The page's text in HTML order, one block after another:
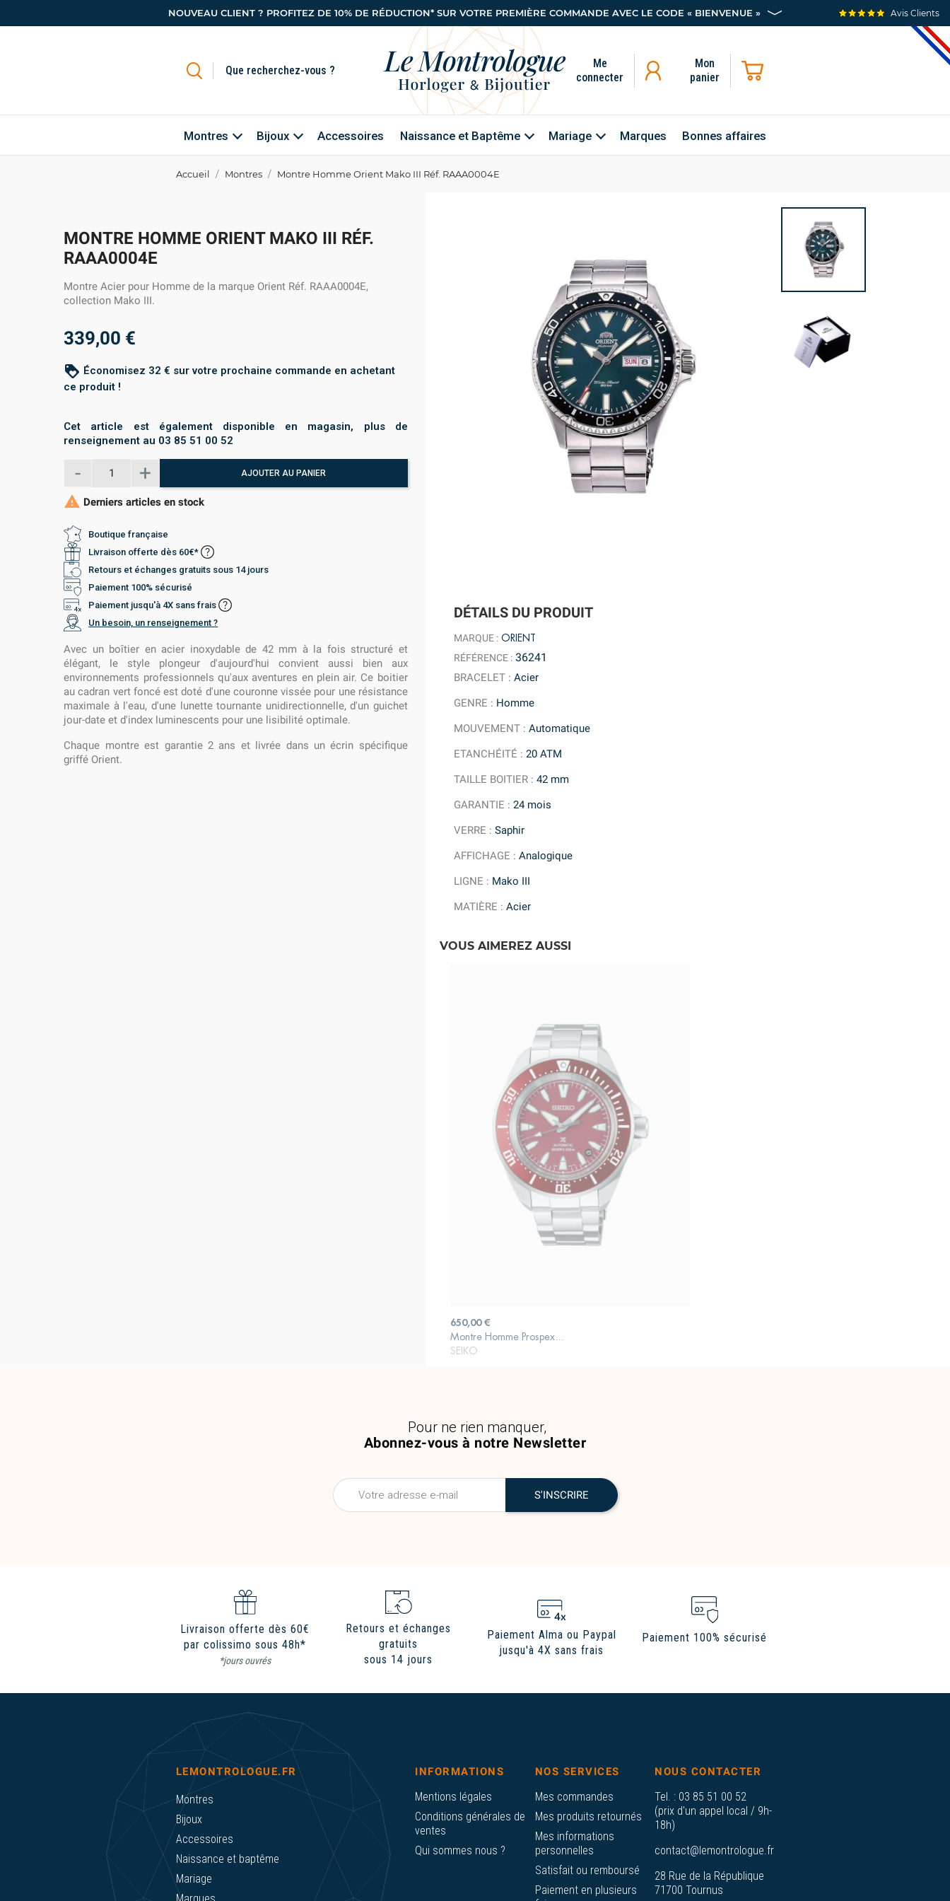
NOUVEAU CLIENT ? PROFITEZ DE 10% DE RÉDUCTION* SUR VOTRE PREMIÈRE COMMANDE AVEC LE CODE « BIENVENUE » Avis Clients
Me
connecter
Mon
panier
Montres Bijoux Accessoires Naissance et Baptême Mariage Marques Bonnes affaires
Accueil Montres Montre Homme Orient Mako III Réf. RAAA0004E
VOUS AIMEREZ AUSSI
Prix
650,00 €
Montre Homme Prospex...
SEIKO
AJOUTER AU PANIER
DÉTAILS DU PRODUIT
MARQUE : ORIENT
RÉFÉRENCE : 36241
BRACELET: Acier
GENRE : Homme
MOUVEMENT: Automatique
ETANCHÉITÉ : 20 ATM
TAILLE BOITIER: 42 mm
GARANTIE : 24 mois
VERRE : Saphir
AFFICHAGE : Analogique
LIGNE : Mako III
MATIÈRE : Acier
MONTRE HOMME ORIENT MAKO III RÉF.
RAAA0004E
Montre Acier pour Homme de la marque Orient Réf. RAAA0004E,
collection Mako III.
339,00 €
loyalty Économisez 32 € sur votre prochaine commande en achetant
ce produit !
Cet article est également disponible en magasin, plus de
renseignement au 03 85 51 00 52
AJOUTER AU PANIER
 Derniers articles en stock
Boutique française
Livraison offerte dès 60€*
Retours et échanges gratuits sous 14 jours
Paiement 100% sécurisé
Paiement jusqu'à 4X sans frais
Un besoin, un renseignement ?
Avec un boîtier en acier inoxydable de 42 mm à la fois structuré et
élégant, le style plongeur d'aujourd'hui convient aussi bien aux
environnements professionnels qu'aux aventures en plein air. Ce boitier
au cadran vert foncé est doté d'une couronne vissée pour une résistance
maximale à l'eau, d'une lunette tournante unidirectionnelle, d'un guichet
jour-date et d'index luminescents pour une lisibilité optimale.
Chaque montre est garantie 2 ans et livrée dans un écrin spécifique
griffé Orient.
Abonnez-vous à notre Newsletter
Pour ne rien manquer,
Livraison offerte dès 60€
par colissimo sous 48h*
*jours ouvrés
Retours et échanges
gratuits
sous 14 jours
Paiement Alma ou Paypal
jusqu'à 4X sans frais
Paiement 100% sécurisé
LEMONTROLOGUE.FR
Montres
Bijoux
Accessoires
Naissance et baptême
Mariage
INFORMATIONS
Mentions légales
Conditions générales de
ventes
Qui sommes nous ?
NOS SERVICES
Mes commandes
Mes produits retournés
Mes informations
personnelles
Satisfait ou remboursé
Paiement en plusieurs
NOUS CONTACTER
Tel. : 03 85 51 00 52
(prix d'un appel local / 9h-
18h)
contact@lemontrologue.fr
28 Rue de la République
71700 Tournus